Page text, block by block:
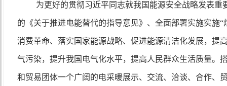
为更好的贯彻习近平同志就我国能源安全战略发表
的《关于推进电能替代的指导意见》、全面部署实施实施
消费革命、落实国家能源战略、促进能源清洁化发展，提
气污染，提升我国电气化水平，提高人民群众生活质量。
和贸易团体一个广阔的电采暖展示、交流、洽谈、合作、